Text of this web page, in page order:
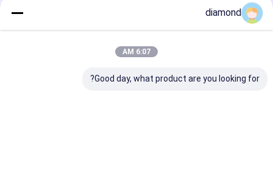
المنشار السلكي الماسي للرخام
diamond
6:07 AM
Good day, what product are you looking for?